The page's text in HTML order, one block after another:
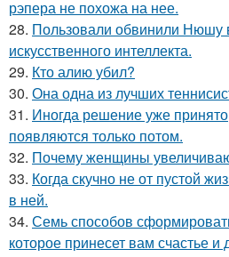
рэпера не похожа на нее.
28. Пользовали обвинили Нюшу
искусственного интеллекта.
29. Кто алию убил?
30. Она одна из лучших
31. Иногда решение уже
появляются только потом.
32. Почему женщины
33. Когда скучно не от пустой
в ней.
34. Семь способов
которое принесет вам счастье